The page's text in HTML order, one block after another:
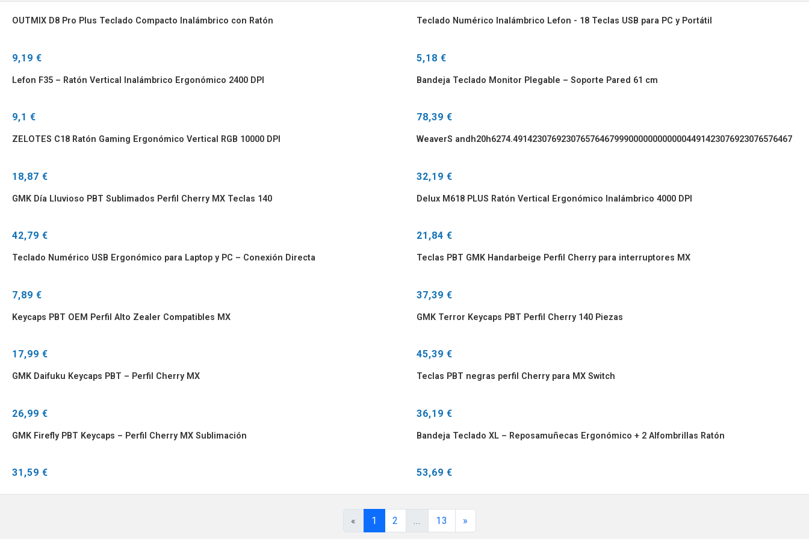
OUTMIX D8 Pro Plus Teclado Compacto Inalámbrico con Ratón
9,19 €
Teclado Numérico Inalámbrico Lefon - 18 Teclas USB para PC y Portátil
5,18 €
Lefon F35 – Ratón Vertical Inalámbrico Ergonómico 2400 DPI
9,1 €
Bandeja Teclado Monitor Plegable – Soporte Pared 61 cm
78,39 €
ZELOTES C18 Ratón Gaming Ergonómico Vertical RGB 10000 DPI
18,87 €
WeaverS andh20h6274.4914230769230765764679990000000000004491423076923076576467
32,19 €
GMK Día Lluvioso PBT Sublimados Perfil Cherry MX Teclas 140
42,79 €
Delux M618 PLUS Ratón Vertical Ergonómico Inalámbrico 4000 DPI
21,84 €
Teclado Numérico USB Ergonómico para Laptop y PC – Conexión Directa
7,89 €
Teclas PBT GMK Handarbeige Perfil Cherry para interruptores MX
37,39 €
Keycaps PBT OEM Perfil Alto Zealer Compatibles MX
17,99 €
GMK Terror Keycaps PBT Perfil Cherry 140 Piezas
45,39 €
GMK Daifuku Keycaps PBT – Perfil Cherry MX
26,99 €
Teclas PBT negras perfil Cherry para MX Switch
36,19 €
GMK Firefly PBT Keycaps – Perfil Cherry MX Sublimación
31,59 €
Bandeja Teclado XL – Reposamuñecas Ergonómico + 2 Alfombrillas Ratón
53,69 €
« 1 2 ... 13 »